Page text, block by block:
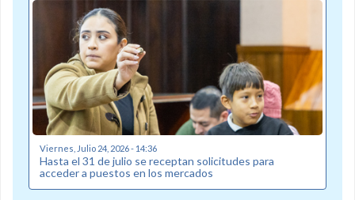
Viernes, Julio 24, 2026 - 14:36
Hasta el 31 de julio se receptan solicitudes para
acceder a puestos en los mercados